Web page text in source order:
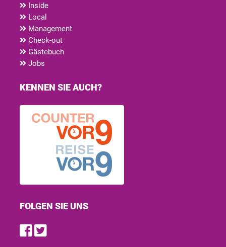
Inside
Local
Management
Check-out
Gästebuch
Jobs
KENNEN SIE AUCH?
FOLGEN SIE UNS
Find us on Facebook
Follow us on Twitter